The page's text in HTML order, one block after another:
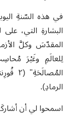
في هذه السّنةِ
البشارةِ التي،
المقدّسَ وكلَّ
لِلعالَمِ وغَيْرَ
الرمادِ).
اسمحوا لي أن